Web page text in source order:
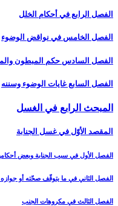
الفصل الرابع في أحكام الخلل
الفصل الخامس في نواقض الوضوء
الفصل السادس حكم المبطون
الفصل السابع غايات الوضوء وسننه‏
المبحث الرابع في الغسل‏
المقصد الأوّل في غسل الجنابة
الفصل الأول في سبب الجنابة وبعض
الفصل الثاني في ما يتوقّف صحّته أو
الفصل الثالث في مكروهات الجنب‏